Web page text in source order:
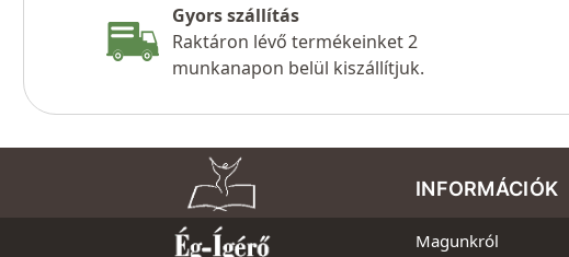
Gyors szállítás
Raktáron lévő termékeinket 2
munkanapon belül kiszállítjuk.
INFORMÁCIÓK
Magunkról